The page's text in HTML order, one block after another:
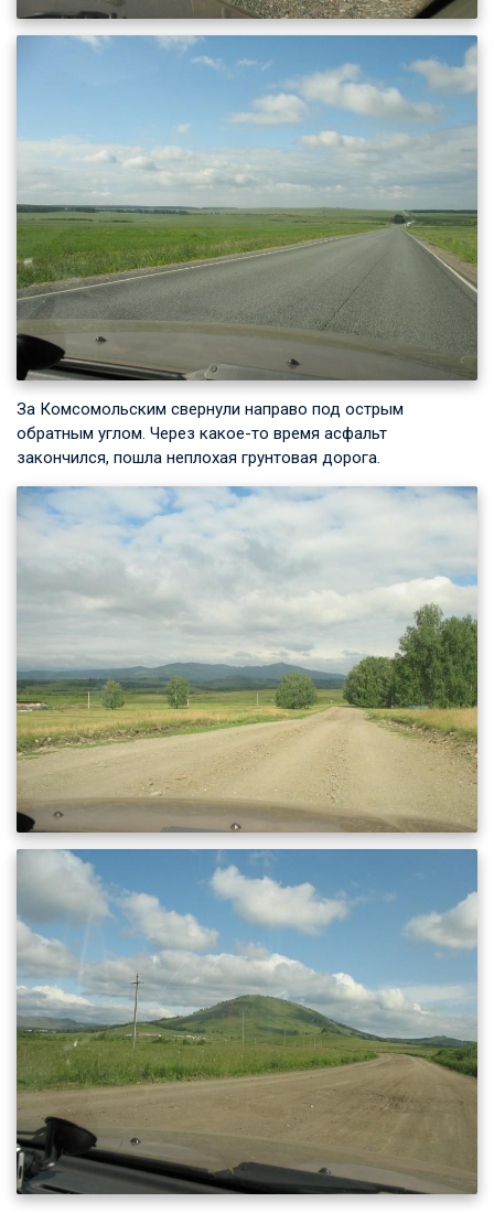
За Комсомольским свернули направо под острым
обратным углом. Через какое-то время асфальт
закончился, пошла неплохая грунтовая дорога.